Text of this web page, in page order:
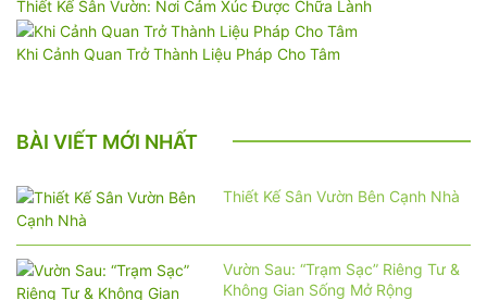
Thiết Kế Sân Vườn: Nơi Cảm Xúc Được Chữa Lành
Khi Cảnh Quan Trở Thành Liệu Pháp Cho Tâm
BÀI VIẾT MỚI NHẤT
Thiết Kế Sân Vườn Bên Cạnh Nhà
Vườn Sau: “Trạm Sạc” Riêng Tư &
Không Gian Sống Mở Rộng